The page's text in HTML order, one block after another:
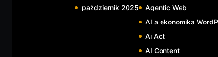
październik 2025
Agentic Web
AI a ekonomika
Ai Act
AI Content